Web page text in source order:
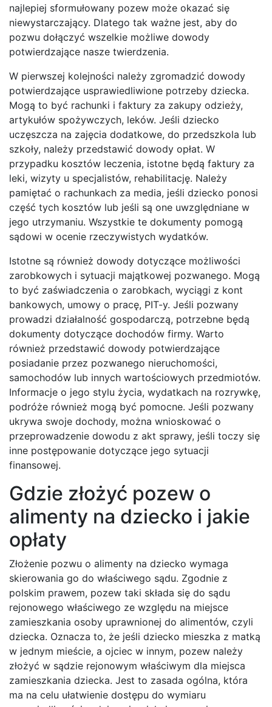
najlepiej sformułowany pozew może okazać się
niewystarczający. Dlatego tak ważne jest, aby do
pozwu dołączyć wszelkie możliwe dowody
potwierdzające nasze twierdzenia.
W pierwszej kolejności należy zgromadzić dowody
potwierdzające usprawiedliwione potrzeby dziecka.
Mogą to być rachunki i faktury za zakupy odzieży,
artykułów spożywczych, leków. Jeśli dziecko
uczęszcza na zajęcia dodatkowe, do przedszkola lub
szkoły, należy przedstawić dowody opłat. W
przypadku kosztów leczenia, istotne będą faktury za
leki, wizyty u specjalistów, rehabilitację. Należy
pamiętać o rachunkach za media, jeśli dziecko ponosi
część tych kosztów lub jeśli są one uwzględniane w
jego utrzymaniu. Wszystkie te dokumenty pomogą
sądowi w ocenie rzeczywistych wydatków.
Istotne są również dowody dotyczące możliwości
zarobkowych i sytuacji majątkowej pozwanego. Mogą
to być zaświadczenia o zarobkach, wyciągi z kont
bankowych, umowy o pracę, PIT-y. Jeśli pozwany
prowadzi działalność gospodarczą, potrzebne będą
dokumenty dotyczące dochodów firmy. Warto
również przedstawić dowody potwierdzające
posiadanie przez pozwanego nieruchomości,
samochodów lub innych wartościowych przedmiotów.
Informacje o jego stylu życia, wydatkach na rozrywkę,
podróże również mogą być pomocne. Jeśli pozwany
ukrywa swoje dochody, można wnioskować o
przeprowadzenie dowodu z akt sprawy, jeśli toczy się
inne postępowanie dotyczące jego sytuacji
finansowej.
Gdzie złożyć pozew o
alimenty na dziecko i jakie
opłaty
Złożenie pozwu o alimenty na dziecko wymaga
skierowania go do właściwego sądu. Zgodnie z
polskim prawem, pozew taki składa się do sądu
rejonowego właściwego ze względu na miejsce
zamieszkania osoby uprawnionej do alimentów, czyli
dziecka. Oznacza to, że jeśli dziecko mieszka z matką
w jednym mieście, a ojciec w innym, pozew należy
złożyć w sądzie rejonowym właściwym dla miejsca
zamieszkania dziecka. Jest to zasada ogólna, która
ma na celu ułatwienie dostępu do wymiaru